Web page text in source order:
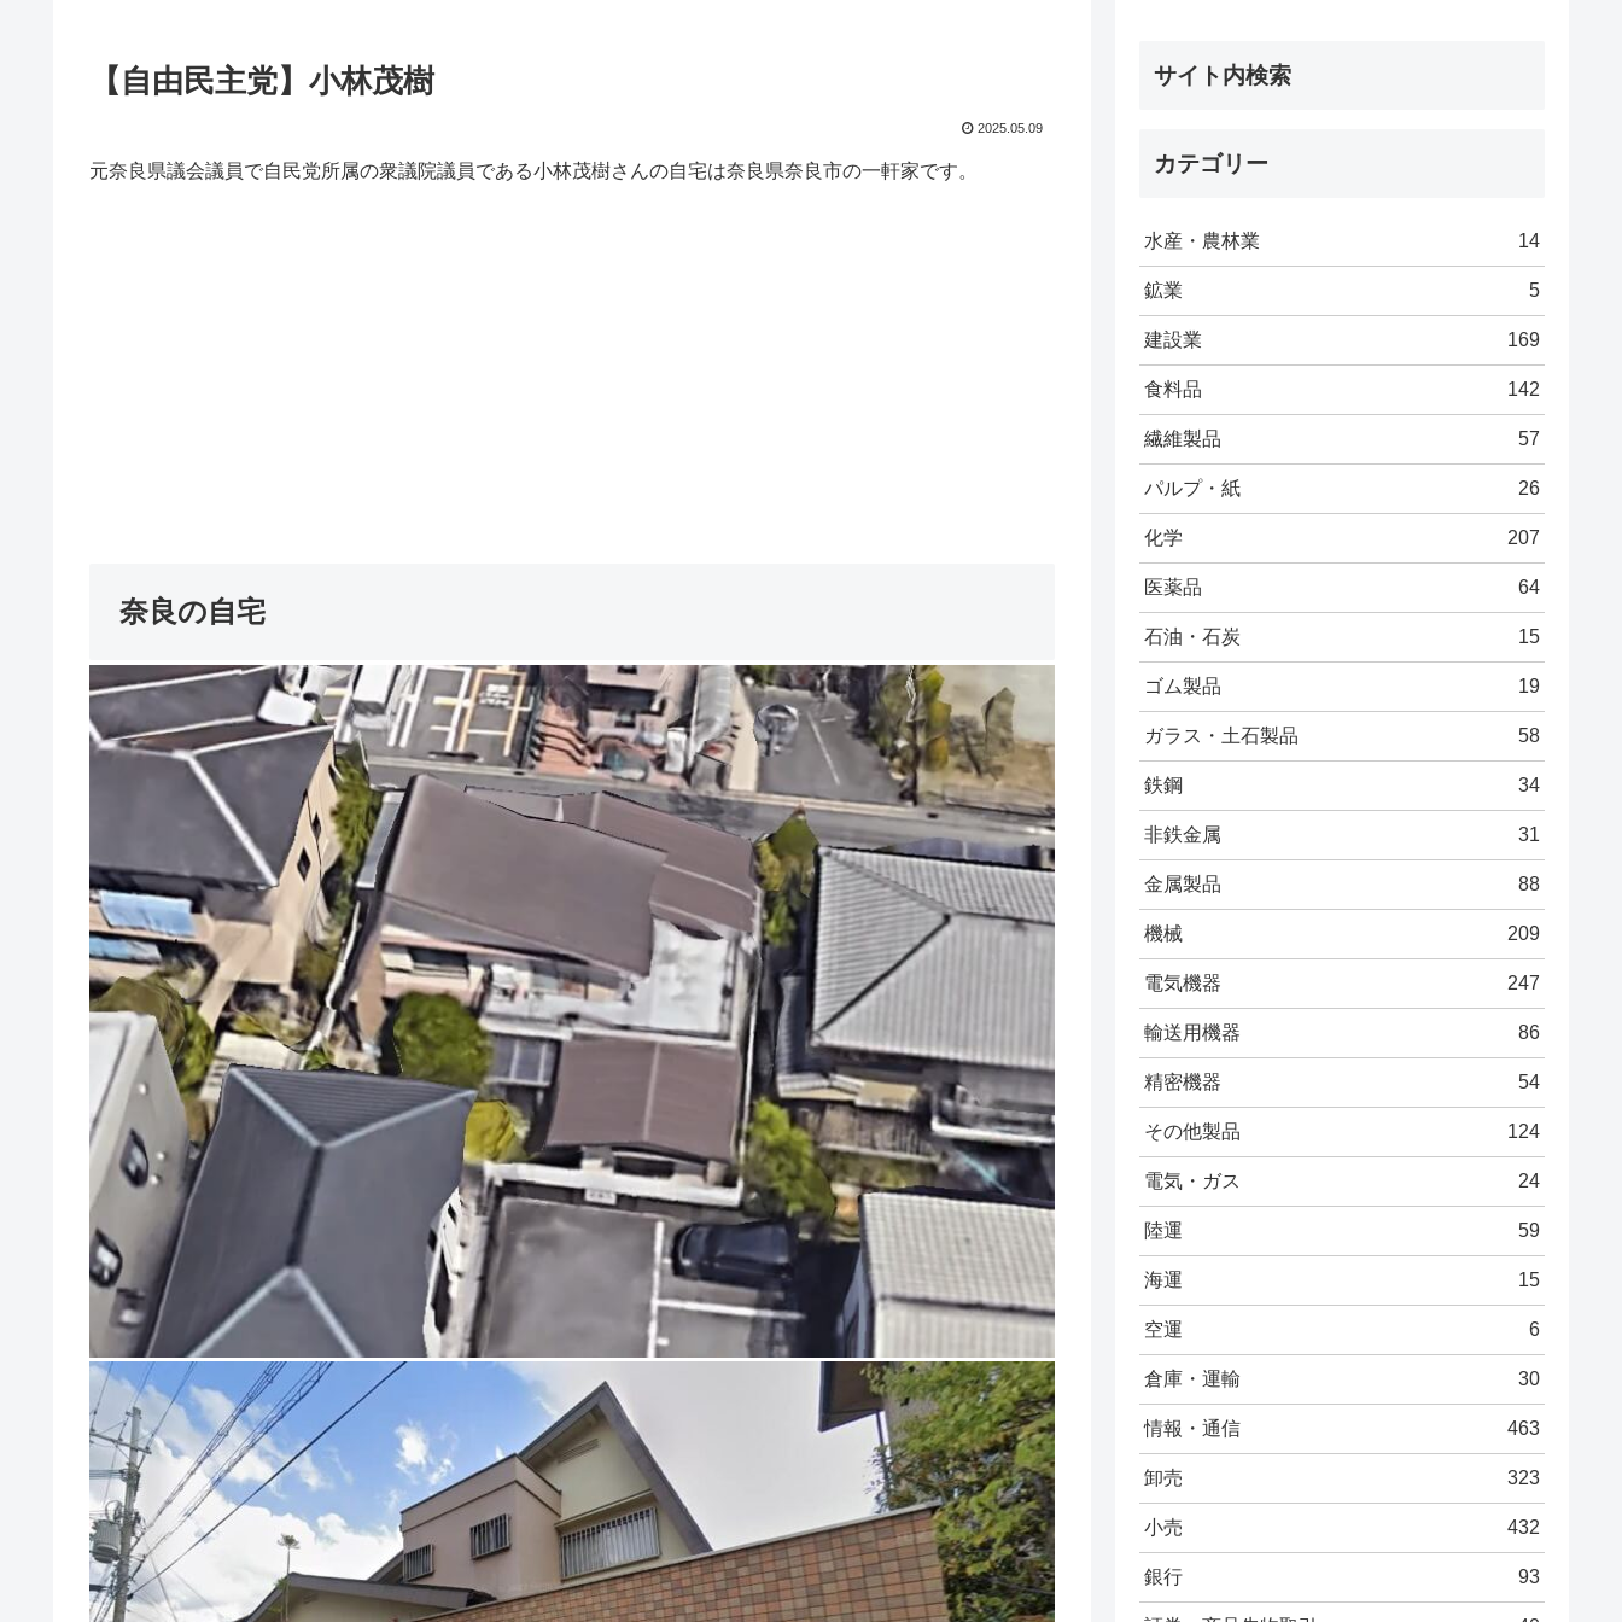
【自由民主党】小林茂樹
2025.05.09
元奈良県議会議員で自民党所属の衆議院議員である小林茂樹さんの自宅は奈良県奈良市の一軒家です。
奈良の自宅
サイト内検索
カテゴリー
水産・農林業 14
鉱業 5
建設業 169
食料品 142
繊維製品 57
パルプ・紙 26
化学 207
医薬品 64
石油・石炭 15
ゴム製品 19
ガラス・土石製品 58
鉄鋼 34
非鉄金属 31
金属製品 88
機械 209
電気機器 247
輸送用機器 86
精密機器 54
その他製品 124
電気・ガス 24
陸運 59
海運 15
空運 6
倉庫・運輸 30
情報・通信 463
卸売 323
小売 432
銀行 93